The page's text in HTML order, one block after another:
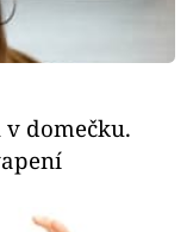
domečku.